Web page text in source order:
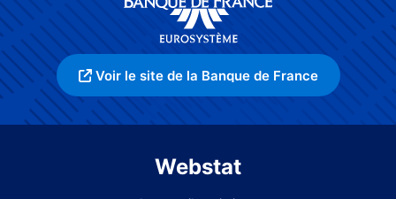
Voir le site de la Banque de France
Webstat